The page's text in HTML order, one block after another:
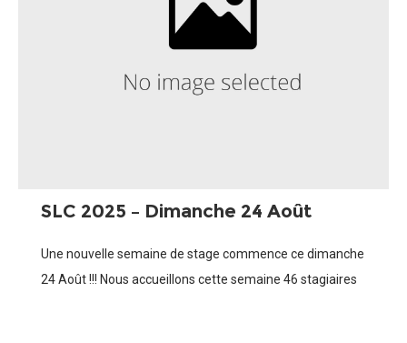
SLC 2025 – Dimanche 24 Août
Une nouvelle semaine de stage commence ce dimanche
24 Août !!! Nous accueillons cette semaine 46 stagiaires